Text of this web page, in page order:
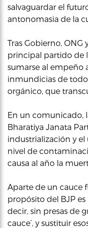
salvaguardar el
antonomasia de la
Tras Gobierno, ONG
principal partido de
sumarse al empeño
inmundicias de
orgánico, que
En un comunicado,
Bharatiya Janata
industrialización y el
nivel de
causa al año la
Aparte de un cauce
propósito del BJP es
decir, sin presas de
cauce’, y sustituir